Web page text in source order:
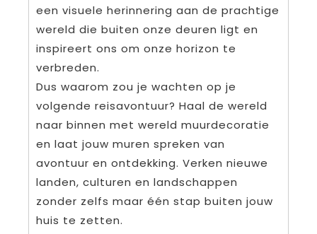
een visuele herinnering aan de prachtige
wereld die buiten onze deuren ligt en
inspireert ons om onze horizon te
verbreden.
Dus waarom zou je wachten op je
volgende reisavontuur? Haal de wereld
naar binnen met wereld muurdecoratie
en laat jouw muren spreken van
avontuur en ontdekking. Verken nieuwe
landen, culturen en landschappen
zonder zelfs maar één stap buiten jouw
huis te zetten.